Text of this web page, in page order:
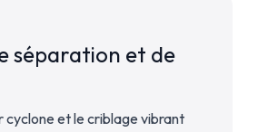
séparation et de
cyclone et le criblage vibrant